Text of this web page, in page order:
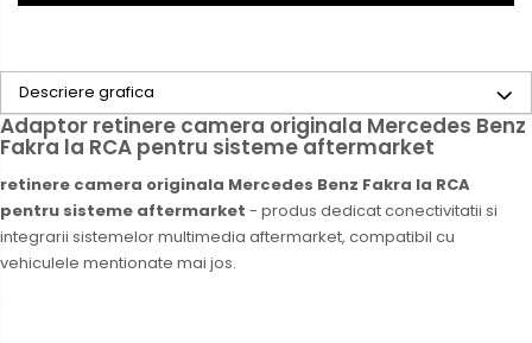
Descriere grafica
Adaptor retinere camera originala Mercedes Benz
Fakra la RCA pentru sisteme aftermarket
retinere camera originala Mercedes Benz Fakra la RCA
pentru sisteme aftermarket - produs dedicat conectivitatii si
integrarii sistemelor multimedia aftermarket, compatibil cu
vehiculele mentionate mai jos.